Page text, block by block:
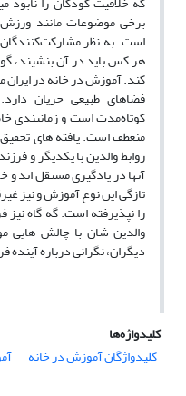
برخی موضوعات مانند
است. به نظر
هر کس باید در آن بنشیند،
کند. آموزش در خانه در
فضاهای طبیعی جریان
کوتاه‌مدت است و زمان‏بندی
منعطف است. یافته ‏های
روابط والدین با یکدیگر و
آنها در یادگیری مستقل ‏اند و
تازگی این نوع آموزش و نیز
را نپذیرفته است. گه گاه
والدین شان با چالش‏ هایی
دیگران، نگرانی درباره آینده
کلیدواژه‌ها
کلیدواژگان آموزش در خانه